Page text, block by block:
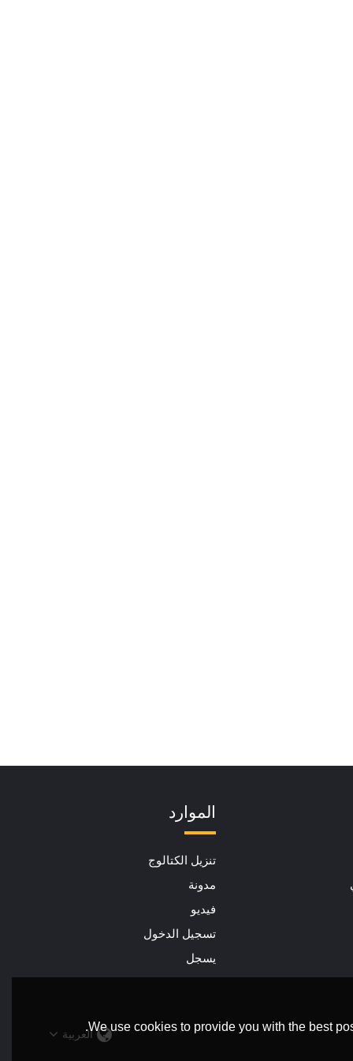
الموارد
تنزيل الكتالوج
مدونة
فيديو
تسجيل الدخول
يسجل
العربية
We use cookies to provide you with the best